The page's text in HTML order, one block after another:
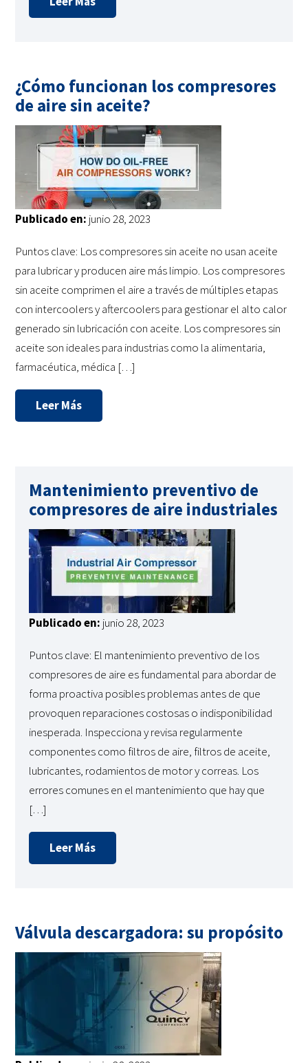
¿Cómo funcionan los compresores
de aire sin aceite?
Publicado en: junio 28, 2023
Puntos clave: Los compresores sin aceite no usan aceite
para lubricar y producen aire más limpio. Los compresores
sin aceite comprimen el aire a través de múltiples etapas
con intercoolers y aftercoolers para gestionar el alto calor
generado sin lubricación con aceite. Los compresores sin
aceite son ideales para industrias como la alimentaria,
farmacéutica, médica […]
Leer Más
Mantenimiento preventivo de
compresores de aire industriales
Publicado en: junio 28, 2023
Puntos clave: El mantenimiento preventivo de los
compresores de aire es fundamental para abordar de
forma proactiva posibles problemas antes de que
provoquen reparaciones costosas o indisponibilidad
inesperada. Inspecciona y revisa regularmente
componentes como filtros de aire, filtros de aceite,
lubricantes, rodamientos de motor y correas. Los
errores comunes en el mantenimiento que hay que
[…]
Leer Más
Válvula descargadora: su propósito